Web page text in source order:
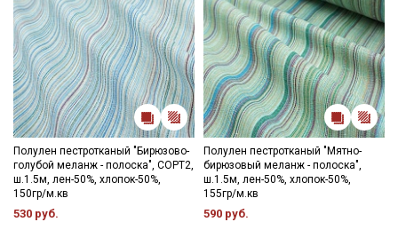
Полулен пестротканый "Бирюзово-
голубой меланж - полоска", СОРТ2,
ш.1.5м, лен-50%, хлопок-50%,
150гр/м.кв
530 руб.
Полулен пестротканый "Мятно-
бирюзовый меланж - полоска",
ш.1.5м, лен-50%, хлопок-50%,
155гр/м.кв
590 руб.